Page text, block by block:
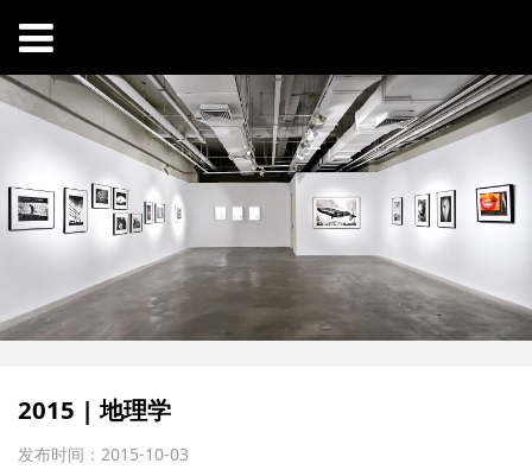
2015 | 地理学
发布时间：2015-10-03